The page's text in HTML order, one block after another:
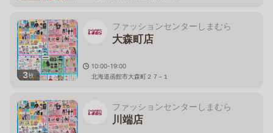
3枚
ファッションセンターしまむら
大森町店
10:00-19:00
北海道函館市大森町２７−１
ファッションセンターしまむら
川端店